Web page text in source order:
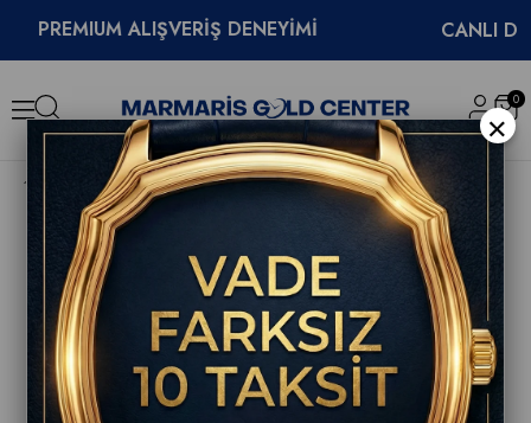
ALIŞVERİŞ DENEYİMİ CANLI DESTEK
0
Hamilton Ventura Elvis80 Skeleton Auto Dragon H24525332 Erkek Saati
×